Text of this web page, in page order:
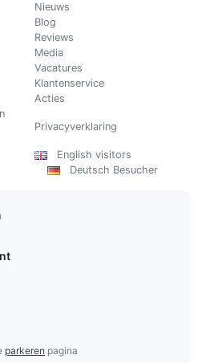
Nieuws
Blog
Reviews
Media
Vacatures
Klantenservice
Acties
Privacyverklaring
English visitors
Deutsch Besucher
parkeren pagina